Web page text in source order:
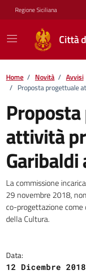
Vai ai contenuti
Vai al footer
Regione Siciliana
Città
Home / Novità / Avvisi
/ Proposta progettuale
attività
Garibaldi
Dettagli
La commissione
29 novembre 2018,
co-progettazione come
della Cultura.
Data:
12 Dicembre 2018